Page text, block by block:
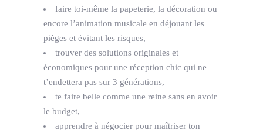
faire toi-même la papeterie, la décoration ou
encore l’animation musicale en déjouant les
pièges et évitant les risques,
trouver des solutions originales et
économiques pour une réception chic qui ne
t’endettera pas sur 3 générations,
te faire belle comme une reine sans en avoir
le budget,
apprendre à négocier pour maîtriser ton